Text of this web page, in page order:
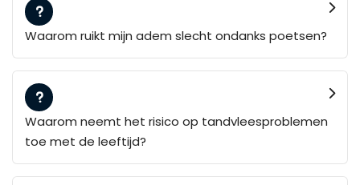
Waarom ruikt mijn adem slecht ondanks poetsen?
Waarom neemt het risico op tandvleesproblemen
toe met de leeftijd?